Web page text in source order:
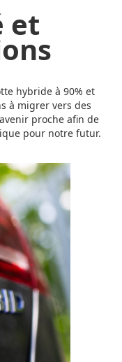
et
hybride à 90% et
à migrer vers des
proche afin de
pour notre futur.